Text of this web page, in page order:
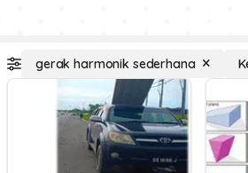
gerak harmonik sederhana